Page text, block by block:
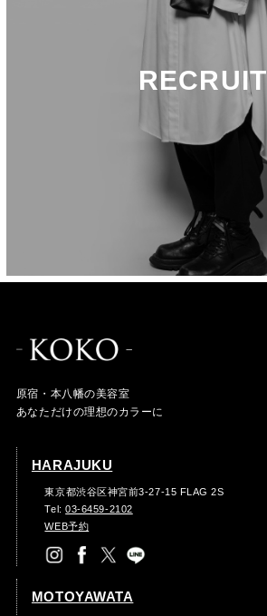
RECRUIT
原宿・本八幡の美容室
あなただけの理想のカラーに
HARAJUKU
東京都渋谷区神宮前3-27-15 FLAG 2S
Tel:03-6459-2102
WEB予約
MOTOYAWATA